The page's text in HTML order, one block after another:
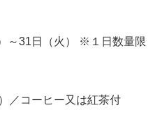
～31日（火） ※１日数量限
／コーヒー又は紅茶付